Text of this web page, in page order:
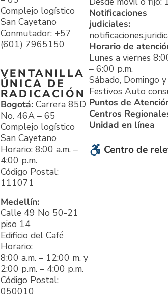
Complejo logístico
San Cayetano
Conmutador: +57
(601) 7965150
VENTANILLA
ÚNICA DE
RADICACIÓN
Bogotá: Carrera 85D
No. 46A – 65
Complejo logístico
San Cayetano
Horario: 8:00 a.m. –
4:00 p.m.
Código Postal:
111071
Medellín:
Calle 49 No 50-21
piso 14
Edificio del Café
Horario:
8:00 a.m. – 12:00 m. y
2:00 p.m. – 4:00 p.m.
Código Postal:
050010
Notificaciones
judiciales:
Horario de
Lunes a viernes
– 6:00 p.m.
Sábado, Domingo y
Festivos Auto
Puntos de
Centros
Unidad en línea
Centro de